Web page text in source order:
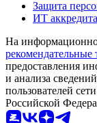
Защита
ИТ
На
рекомендательные
предоставления
и анализа
пользователей
Российской